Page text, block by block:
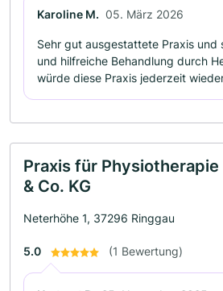
Karoline M. 05. März 2026
Sehr gut ausgestattete Praxis und
und hilfreiche Behandlung durch
würde diese Praxis jederzeit
Praxis für Physiotherapie
& Co. KG
Neterhöhe 1, 37296 Ringgau
5.0 (1 Bewertung)